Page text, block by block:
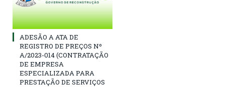
ADESÃO A ATA DE
REGISTRO DE PREÇOS Nº
A/2023-014 (CONTRATAÇÃO
DE EMPRESA
ESPECIALIZADA PARA
PRESTAÇÃO DE SERVIÇOS